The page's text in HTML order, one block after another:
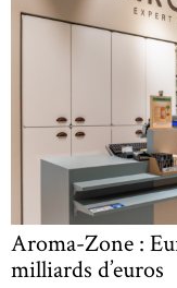
Aroma-Zone :
milliards d’euros